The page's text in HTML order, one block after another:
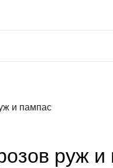
и пампас
руж и